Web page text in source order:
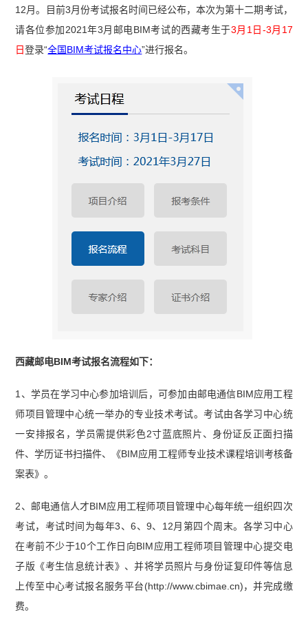
12月。目前3月份考试报名时间已经公布，本次为第十二期考试，
请各位参加2021年3月邮电BIM考试的西藏考生于3月1日-3月17
日登录“全国BIM考试报名中心”进行报名。
西藏邮电BIM考试报名流程如下：
1、学员在学习中心参加培训后，可参加由邮电通信BIM应用工程
师项目管理中心统一举办的专业技术考试。考试由各学习中心统
一安排报名，学员需提供彩色2寸蓝底照片、身份证反正面扫描
件、学历证书扫描件、《BIM应用工程师专业技术课程培训考核备
案表》。
2、邮电通信人才BIM应用工程师项目管理中心每年统一组织四次
考试，考试时间为每年3、6、9、12月第四个周末。各学习中心
在考前不少于10个工作日向BIM应用工程师项目管理中心提交电
子版《考生信息统计表》、并将学员照片与身份证复印件等信息
上传至中心考试报名服务平台(http://www.cbimae.cn)，并完成缴
费。